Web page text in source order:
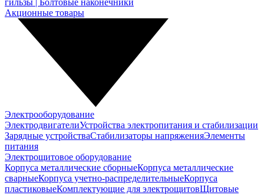
гильзы | Болтовые наконечники
Акционные товары
Электрооборудование
ЭлектродвигателиУстройства электропитания и стабилизации
Зарядные устройстваСтабилизаторы напряженияЭлементы
питания
Электрощитовое оборудование
Корпуса металлические сборныеКорпуса металлические
сварныеКорпуса учетно-распределительныеКорпуса
пластиковыеКомплектующие для электрощитовЩитовые